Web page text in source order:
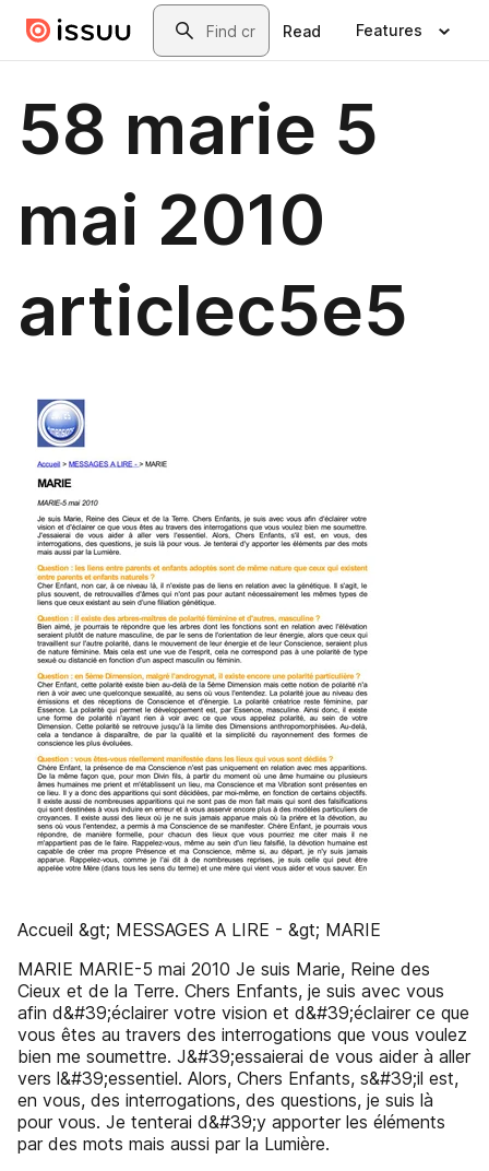
Skip to main contentSearch
Read Features
58 marie 5
mai 2010
articlec5e5
Accueil &gt; MESSAGES A LIRE - &gt; MARIE
MARIE MARIE-5 mai 2010 Je suis Marie, Reine des
Cieux et de la Terre. Chers Enfants, je suis avec vous
afin d&#39;éclairer votre vision et d&#39;éclairer ce que
vous êtes au travers des interrogations que vous voulez
bien me soumettre. J&#39;essaierai de vous aider à aller
vers l&#39;essentiel. Alors, Chers Enfants, s&#39;il est,
en vous, des interrogations, des questions, je suis là
pour vous. Je tenterai d&#39;y apporter les éléments
par des mots mais aussi par la Lumière.